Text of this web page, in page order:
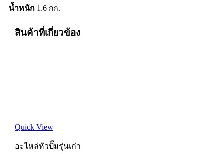
น้ำหนัก 1.6 กก.
สินค้าที่เกี่ยวข้อง
Quick View
อะไหล่หัวปั๊มรุ่นเก่า